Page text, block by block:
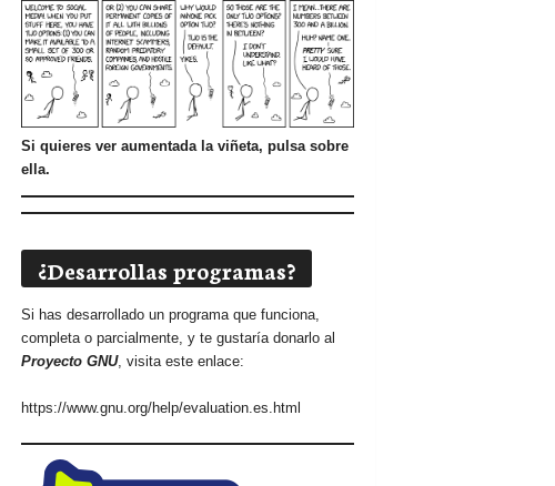
Si quieres ver aumentada la viñeta, pulsa sobre
ella.
¿Desarrollas programas?
Si has desarrollado un programa que funciona,
completa o parcialmente, y te gustaría donarlo al
Proyecto GNU, visita este enlace:
https://www.gnu.org/help/evaluation.es.html